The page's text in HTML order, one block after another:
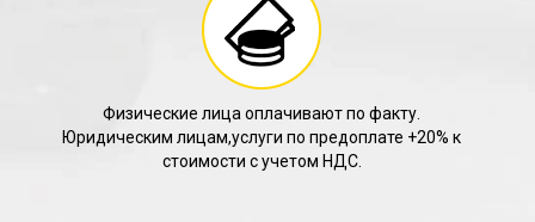
Физические лица оплачивают по факту.
Юридическим лицам,услуги по предоплате +20% к
стоимости с учетом НДС.